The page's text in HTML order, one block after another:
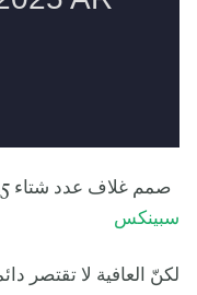
صمم غلاف عدد شتاء 2025 لمجلة LIST الفنانة
سبينكس
لكنّ العافية لا تقتصر